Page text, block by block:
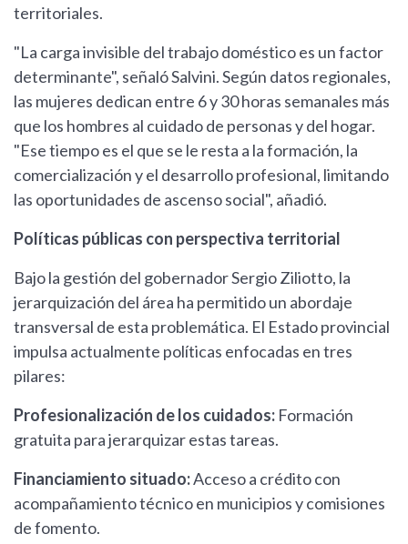
territoriales.
"La carga invisible del trabajo doméstico es un factor
determinante", señaló Salvini. Según datos regionales,
las mujeres dedican entre 6 y 30 horas semanales más
que los hombres al cuidado de personas y del hogar.
"Ese tiempo es el que se le resta a la formación, la
comercialización y el desarrollo profesional, limitando
las oportunidades de ascenso social", añadió.
Políticas públicas con perspectiva territorial
Bajo la gestión del gobernador Sergio Ziliotto, la
jerarquización del área ha permitido un abordaje
transversal de esta problemática. El Estado provincial
impulsa actualmente políticas enfocadas en tres
pilares:
Profesionalización de los cuidados: Formación
gratuita para jerarquizar estas tareas.
Financiamiento situado:Acceso a crédito con
acompañamiento técnico en municipios y comisiones
de fomento.